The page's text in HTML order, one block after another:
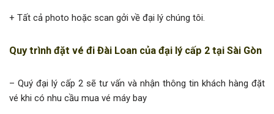
+ Tất cả photo hoặc scan gởi về đại lý chúng tôi.
Quy trình đặt vé đi Đài Loan của đại lý cấp 2 tại Sài Gòn
– Quý đại lý cấp 2 sẽ tư vấn và nhận thông tin khách hàng đặt
vé khi có nhu cầu mua vé máy bay